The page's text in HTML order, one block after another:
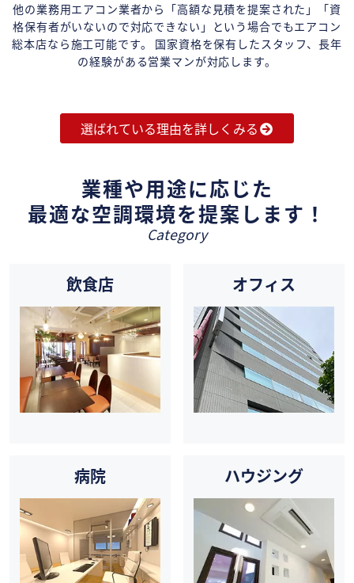
他の業務用エアコン業者から「高額な見積を提案された」「資
格保有者がいないので対応できない」という場合でもエアコン
総本店なら施工可能です。 国家資格を保有したスタッフ、長年
の経験がある営業マンが対応します。
選ばれている理由を詳しくみる
業種や用途に応じた
最適な空調環境を提案します！
Category
飲食店 オフィス
病院 ハウジング